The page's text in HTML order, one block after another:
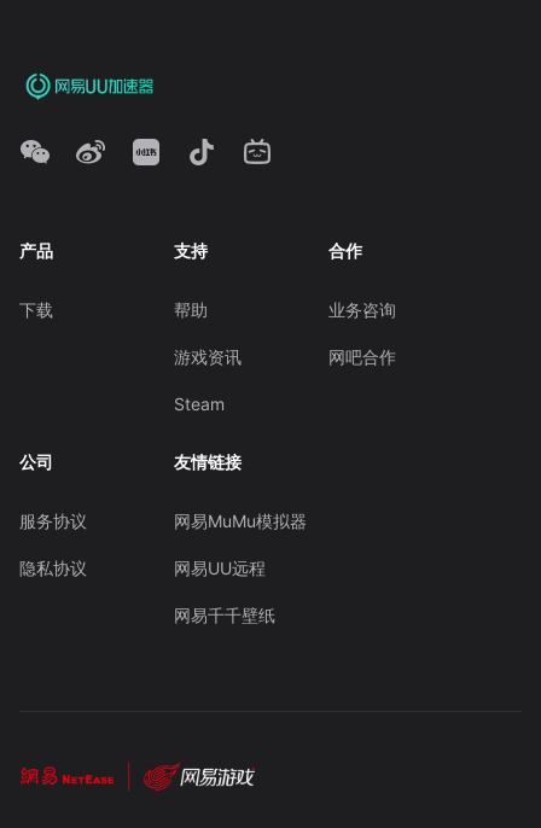
产品
下载
支持
帮助
游戏资讯
Steam
合作
业务咨询
网吧合作
公司
服务协议
隐私协议
友情链接
网易MuMu模拟器
网易UU远程
网易千千壁纸